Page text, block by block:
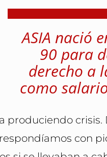
ASIA nació
90 para
derecho a
como
produciendo crisis.
con